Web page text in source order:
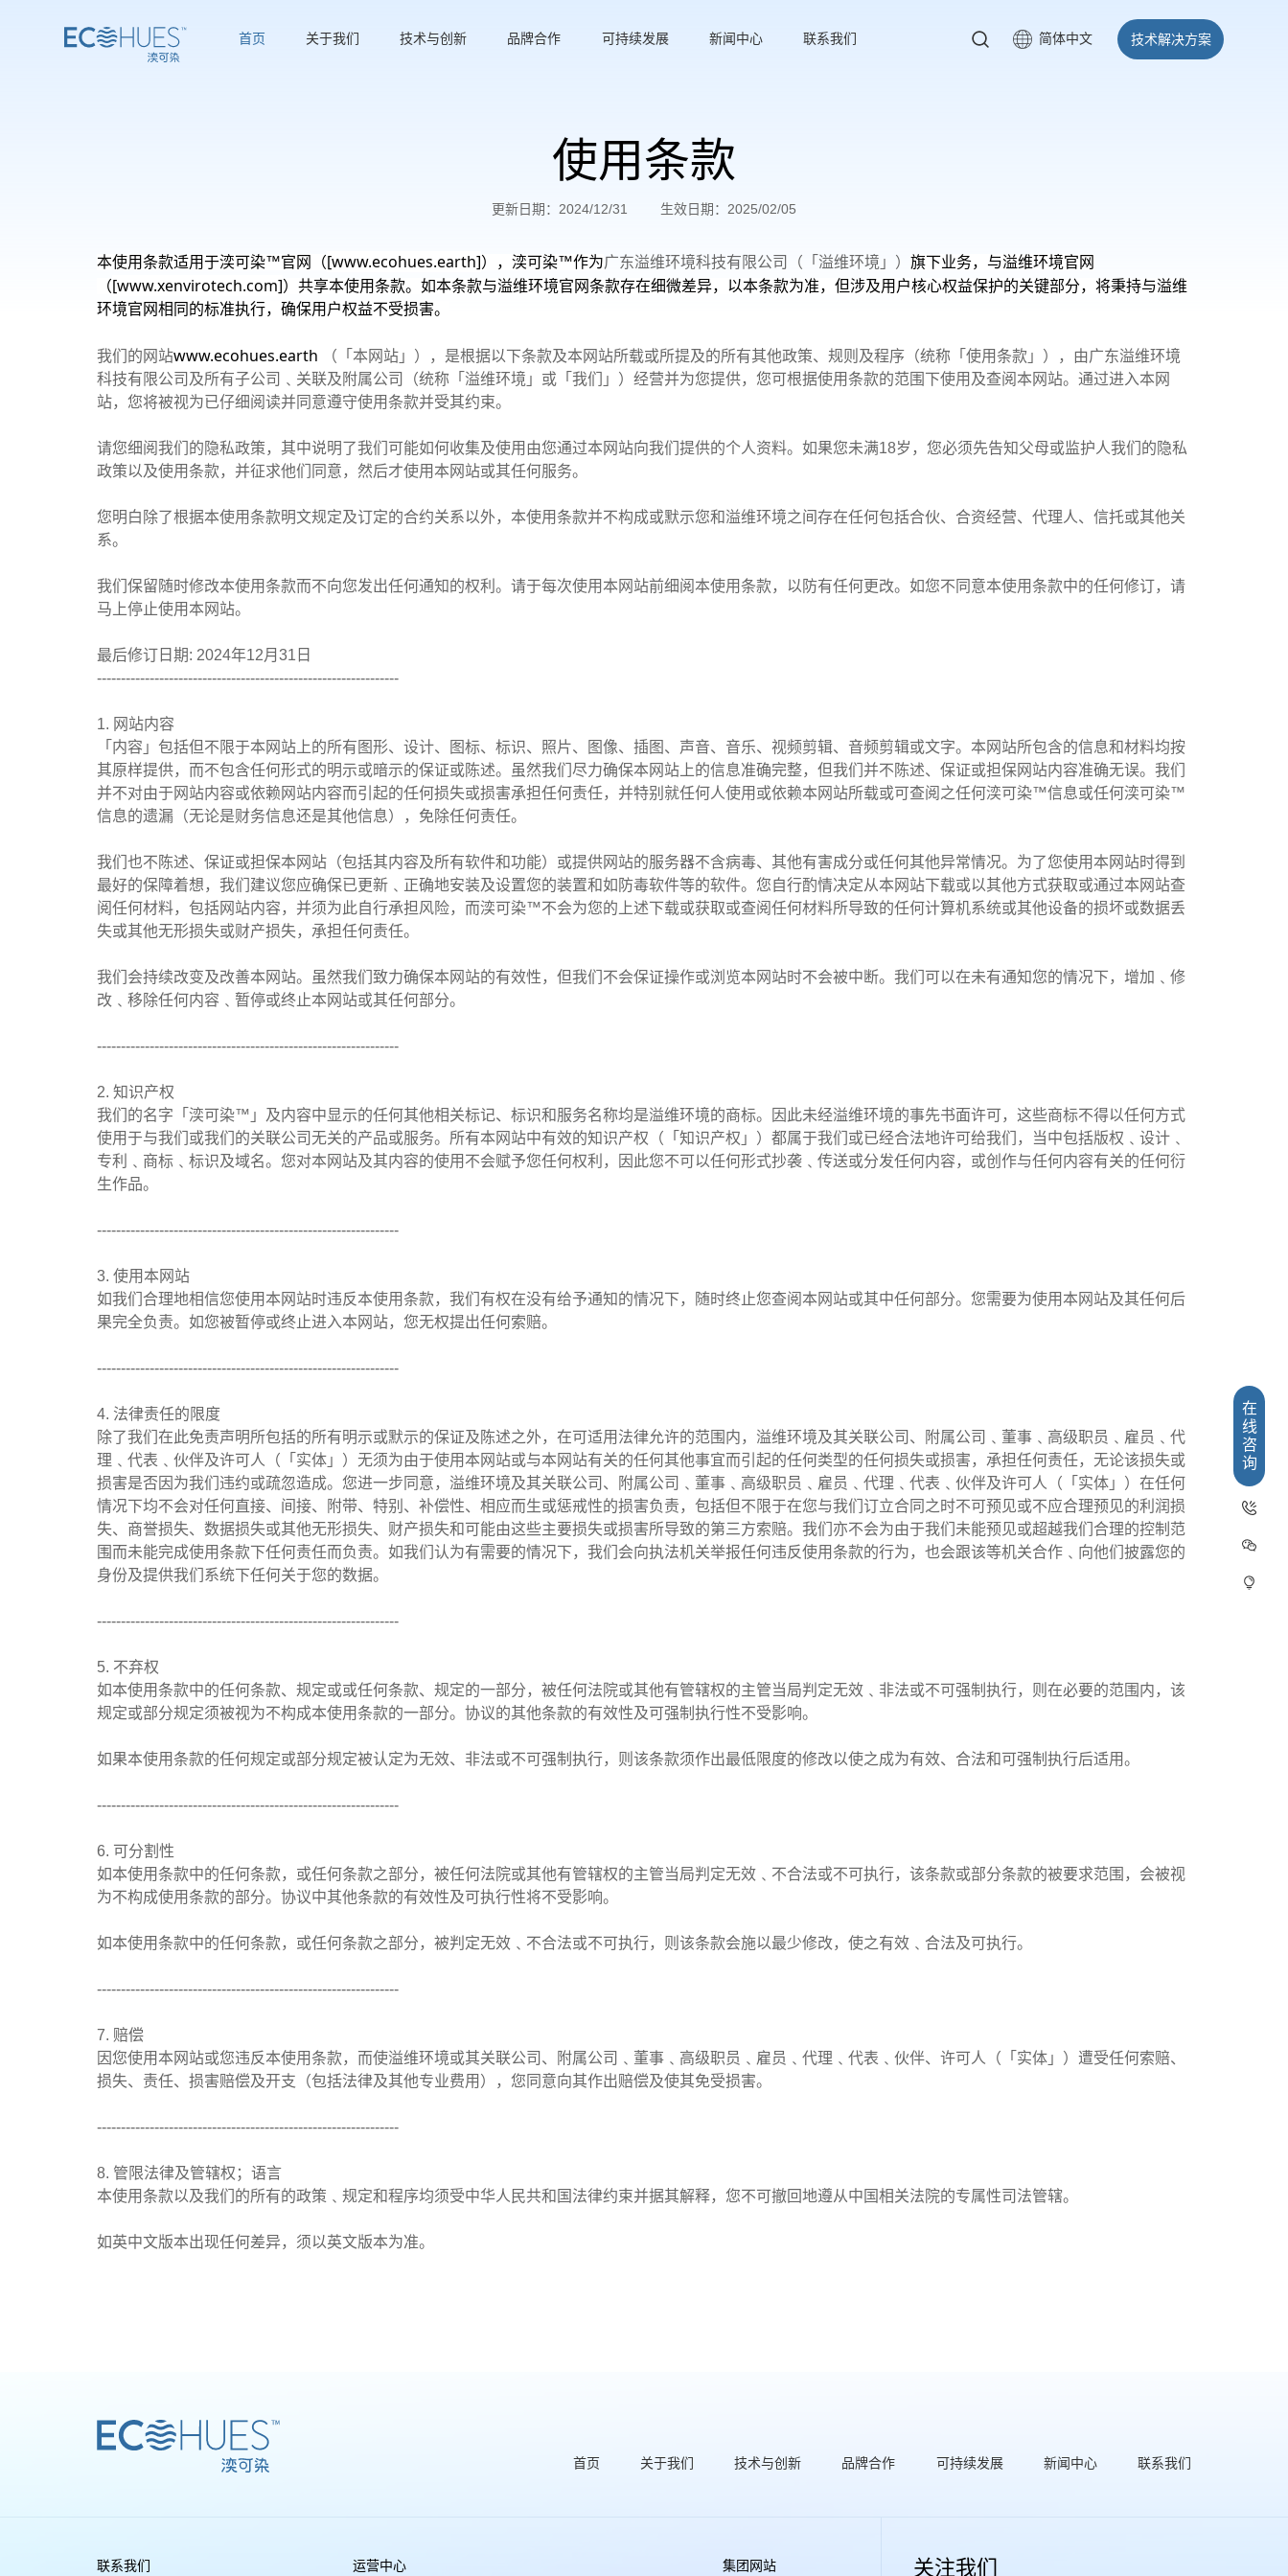
首页 关于我们 技术与创新 品牌合作 可持续发展 新闻中心 联系我们 简体中文 技术解决方案
使用条款
更新日期：2024/12/31 生效日期：2025/02/05
本使用条款适用于湙可染™官网（[www.ecohues.earth]），湙可染™作为广东溢维环境科技有限公司（「溢维环境」） 旗下业务，与溢维环境官网
（[www.xenvirotech.com]）共享本使用条款。如本条款与溢维环境官网条款存在细微差异，以本条款为准，但涉及用户核心权益保护的关键部分，将秉持与溢维
环境官网相同的标准执行，确保用户权益不受损害。
我们的网站www.ecohues.earth （「本网站」），是根据以下条款及本网站所载或所提及的所有其他政策、规则及程序（统称「使用条款」），由广东溢维环境
科技有限公司及所有子公司﹑关联及附属公司（统称「溢维环境」或「我们」）经营并为您提供，您可根据使用条款的范围下使用及查阅本网站。通过进入本网
站，您将被视为已仔细阅读并同意遵守使用条款并受其约束。
请您细阅我们的隐私政策，其中说明了我们可能如何收集及使用由您通过本网站向我们提供的个人资料。如果您未满18岁，您必须先告知父母或监护人我们的隐私
政策以及使用条款，并征求他们同意，然后才使用本网站或其任何服务。
您明白除了根据本使用条款明文规定及订定的合约关系以外，本使用条款并不构成或默示您和溢维环境之间存在任何包括合伙、合资经营、代理人、信托或其他关
系。
我们保留随时修改本使用条款而不向您发出任何通知的权利。请于每次使用本网站前细阅本使用条款，以防有任何更改。如您不同意本使用条款中的任何修订，请
马上停止使用本网站。
最后修订日期: 2024年12月31日
---------------------------------------------------------------
1. 网站内容
「内容」包括但不限于本网站上的所有图形、设计、图标、标识、照片、图像、插图、声音、音乐、视频剪辑、音频剪辑或文字。本网站所包含的信息和材料均按
其原样提供，而不包含任何形式的明示或暗示的保证或陈述。虽然我们尽力确保本网站上的信息准确完整，但我们并不陈述、保证或担保网站内容准确无误。我们
并不对由于网站内容或依赖网站内容而引起的任何损失或损害承担任何责任，并特别就任何人使用或依赖本网站所载或可查阅之任何湙可染™信息或任何湙可染™
信息的遗漏（无论是财务信息还是其他信息），免除任何责任。
我们也不陈述、保证或担保本网站（包括其内容及所有软件和功能）或提供网站的服务器不含病毒、其他有害成分或任何其他异常情况。为了您使用本网站时得到
最好的保障着想，我们建议您应确保已更新﹑正确地安装及设置您的装置和如防毒软件等的软件。您自行酌情决定从本网站下载或以其他方式获取或通过本网站查
阅任何材料，包括网站内容，并须为此自行承担风险，而湙可染™不会为您的上述下载或获取或查阅任何材料所导致的任何计算机系统或其他设备的损坏或数据丢
失或其他无形损失或财产损失，承担任何责任。
我们会持续改变及改善本网站。虽然我们致力确保本网站的有效性，但我们不会保证操作或浏览本网站时不会被中断。我们可以在未有通知您的情况下，增加﹑修
改﹑移除任何内容﹑暂停或终止本网站或其任何部分。
---------------------------------------------------------------
2. 知识产权
我们的名字「湙可染™」及内容中显示的任何其他相关标记、标识和服务名称均是溢维环境的商标。因此未经溢维环境的事先书面许可，这些商标不得以任何方式
使用于与我们或我们的关联公司无关的产品或服务。所有本网站中有效的知识产权（「知识产权」）都属于我们或已经合法地许可给我们，当中包括版权﹑设计﹑
专利﹑商标﹑标识及域名。您对本网站及其内容的使用不会赋予您任何权利，因此您不可以任何形式抄袭﹑传送或分发任何内容，或创作与任何内容有关的任何衍
生作品。
---------------------------------------------------------------
3. 使用本网站
如我们合理地相信您使用本网站时违反本使用条款，我们有权在没有给予通知的情况下，随时终止您查阅本网站或其中任何部分。您需要为使用本网站及其任何后
果完全负责。如您被暂停或终止进入本网站，您无权提出任何索赔。
---------------------------------------------------------------
4. 法律责任的限度
除了我们在此免责声明所包括的所有明示或默示的保证及陈述之外，在可适用法律允许的范围内，溢维环境及其关联公司、附属公司﹑董事﹑高级职员﹑雇员﹑代
理﹑代表﹑伙伴及许可人（「实体」）无须为由于使用本网站或与本网站有关的任何其他事宜而引起的任何类型的任何损失或损害，承担任何责任，无论该损失或
损害是否因为我们违约或疏忽造成。您进一步同意，溢维环境及其关联公司、附属公司﹑董事﹑高级职员﹑雇员﹑代理﹑代表﹑伙伴及许可人（「实体」）在任何
情况下均不会对任何直接、间接、附带、特别、补偿性、相应而生或惩戒性的损害负责，包括但不限于在您与我们订立合同之时不可预见或不应合理预见的利润损
失、商誉损失、数据损失或其他无形损失、财产损失和可能由这些主要损失或损害所导致的第三方索赔。我们亦不会为由于我们未能预见或超越我们合理的控制范
围而未能完成使用条款下任何责任而负责。如我们认为有需要的情况下，我们会向执法机关举报任何违反使用条款的行为，也会跟该等机关合作﹑向他们披露您的
身份及提供我们系统下任何关于您的数据。
---------------------------------------------------------------
5. 不弃权
如本使用条款中的任何条款、规定或或任何条款、规定的一部分，被任何法院或其他有管辖权的主管当局判定无效﹑非法或不可强制执行，则在必要的范围内，该
规定或部分规定须被视为不构成本使用条款的一部分。协议的其他条款的有效性及可强制执行性不受影响。
如果本使用条款的任何规定或部分规定被认定为无效、非法或不可强制执行，则该条款须作出最低限度的修改以使之成为有效、合法和可强制执行后适用。
---------------------------------------------------------------
6. 可分割性
如本使用条款中的任何条款，或任何条款之部分，被任何法院或其他有管辖权的主管当局判定无效﹑不合法或不可执行，该条款或部分条款的被要求范围，会被视
为不构成使用条款的部分。协议中其他条款的有效性及可执行性将不受影响。
如本使用条款中的任何条款，或任何条款之部分，被判定无效﹑不合法或不可执行，则该条款会施以最少修改，使之有效﹑合法及可执行。
---------------------------------------------------------------
7. 赔偿
因您使用本网站或您违反本使用条款，而使溢维环境或其关联公司、附属公司﹑董事﹑高级职员﹑雇员﹑代理﹑代表﹑伙伴、许可人（「实体」）遭受任何索赔、
损失、责任、损害赔偿及开支（包括法律及其他专业费用），您同意向其作出赔偿及使其免受损害。
---------------------------------------------------------------
8. 管限法律及管辖权；语言
本使用条款以及我们的所有的政策﹑规定和程序均须受中华人民共和国法律约束并据其解释，您不可撤回地遵从中国相关法院的专属性司法管辖。
如英中文版本出现任何差异，须以英文版本为准。
在
线
咨
询
首页 关于我们 技术与创新 品牌合作 可持续发展 新闻中心 联系我们
联系我们 运营中心 集团网站 关注我们